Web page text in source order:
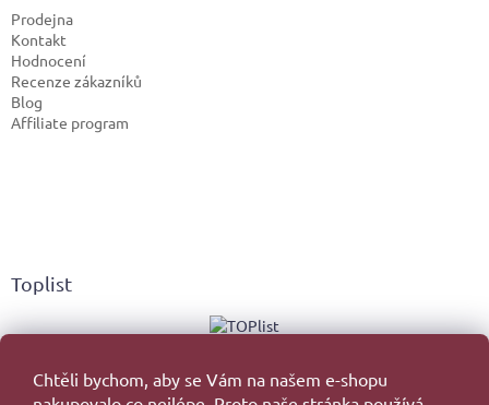
Chtěli bychom, aby se Vám na našem e-shopu
Prodejna
Kontakt
Hodnocení
Recenze zákazníků
Blog
Affiliate program
Toplist